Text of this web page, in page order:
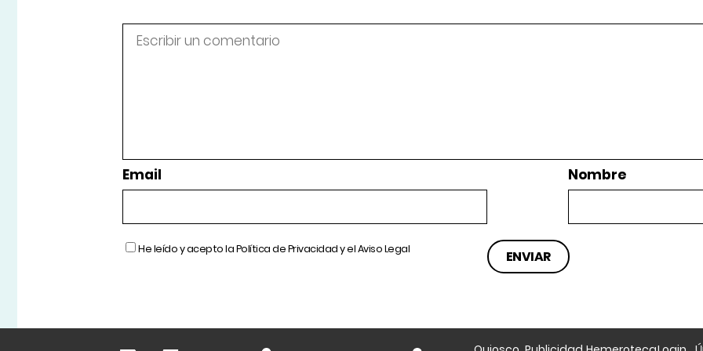
Email Nombre
He leído y acepto laPolítica de Privacidady elAviso Legal